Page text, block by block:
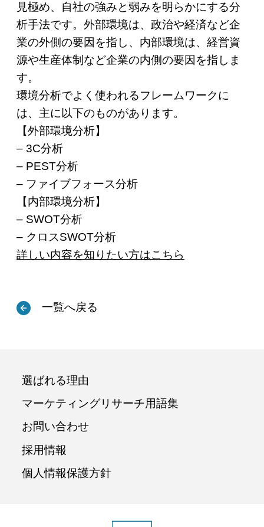
見極め、自社の強みと弱みを明らかにする分
析手法です。外部環境は、政治や経済など企
業の外側の要因を指し、内部環境は、経営資
源や生産体制など企業の内側の要因を指しま
す。
環境分析でよく使われるフレームワークに
は、主に以下のものがあります。
【外部環境分析】
– 3C分析
– PEST分析
– ファイブフォース分析
【内部環境分析】
– SWOT分析
– クロスSWOT分析
詳しい内容を知りたい方はこちら
一覧へ戻る
選ばれる理由
マーケティングリサーチ用語集
お問い合わせ
採用情報
個人情報保護方針